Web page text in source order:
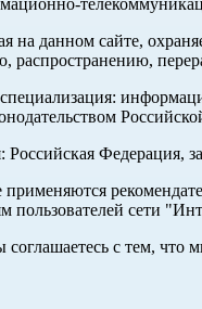
на данном сайте,
распространению,
Российская Федерация,
пользователей сети
с тем,